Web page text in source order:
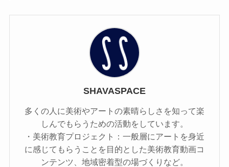
SHAVASPACE
多くの人に美術やアートの素​​晴らしさを知って楽
しんでもらうための活動をしています。
・美術教育プロジェクト：一般層にアートを身近
に感じてもらうことを目的とした美術教育動画コ
ンテンツ、地域密着型の場づくりなど。